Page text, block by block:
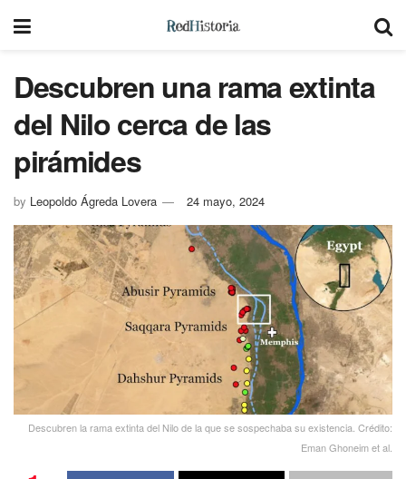
Descubren una rama extinta
del Nilo cerca de las
pirámides
by Leopoldo Ágreda Lovera 24 mayo, 2024
Descubren la rama extinta del Nilo de la que se sospechaba su existencia. Crédito:
Eman Ghoneim et al.